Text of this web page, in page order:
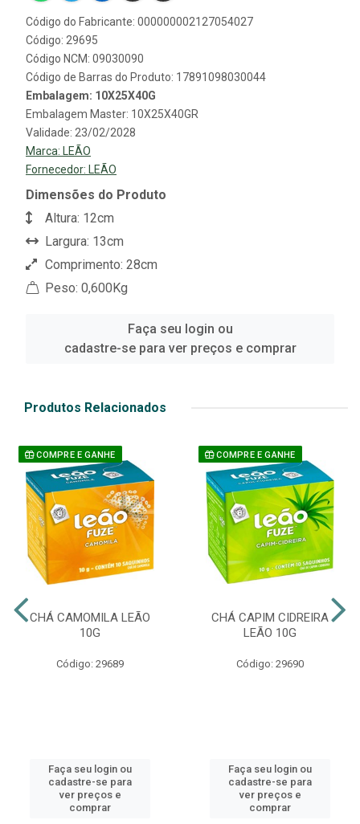
Código do Fabricante: 000000002127054027
Código: 29695
Código NCM: 09030090
Código de Barras do Produto: 17891098030044
Embalagem: 10X25X40G
Embalagem Master: 10X25X40GR
Validade: 23/02/2028
Marca: LEÃO
Fornecedor: LEÃO
Dimensões do Produto
Altura: 12cm
Largura: 13cm
Comprimento: 28cm
Peso: 0,600Kg
Faça seu login ou
cadastre-se para ver preços e comprar
Produtos Relacionados
COMPRE E GANHE
CHÁ CAMOMILA LEÃO
10G
Código: 29689
Faça seu login ou
cadastre-se para
ver preços e
comprar
COMPRE E GANHE
CHÁ CAPIM CIDREIRA
LEÃO 10G
Código: 29690
Faça seu login ou
cadastre-se para
ver preços e
comprar